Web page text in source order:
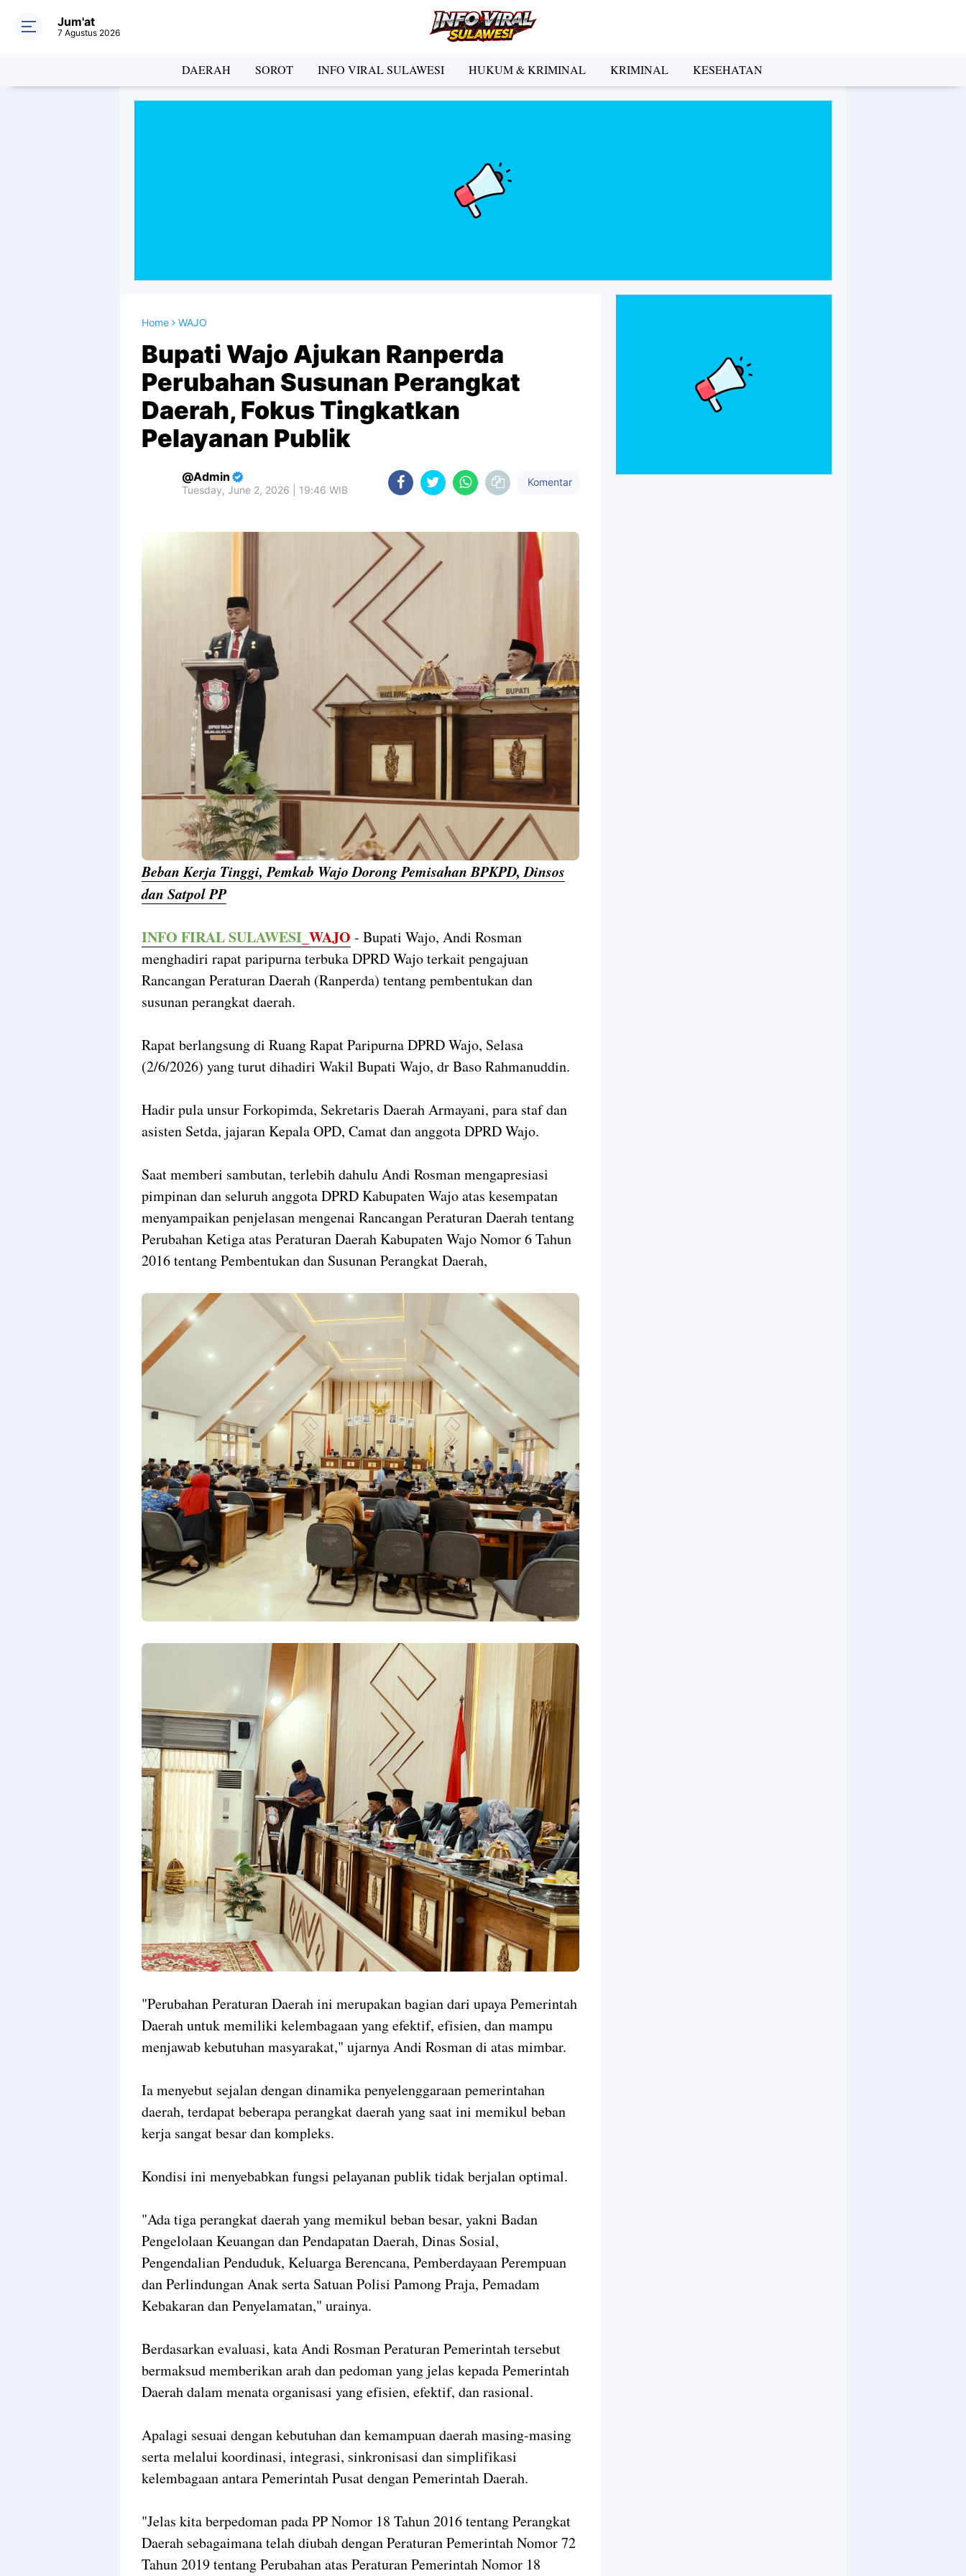
Jum'at
7 Agustus 2026
DAERAH SOROT INFO VIRAL SULAWESI HUKUM & KRIMINAL KRIMINAL KESEHATAN
Home WAJO
Bupati Wajo Ajukan Ranperda
Perubahan Susunan Perangkat
Daerah, Fokus Tingkatkan
Pelayanan Publik
Admin
Tuesday, June 2, 2026 | 19:46 WIB
Komentar
Beban Kerja Tinggi, Pemkab Wajo Dorong Pemisahan BPKPD, Dinsos
dan Satpol PP
INFO FIRAL SULAWESI _WAJO - Bupati Wajo, Andi Rosman
menghadiri rapat paripurna terbuka DPRD Wajo terkait pengajuan
Rancangan Peraturan Daerah (Ranperda) tentang pembentukan dan
susunan perangkat daerah.
Rapat berlangsung di Ruang Rapat Paripurna DPRD Wajo, Selasa
(2/6/2026) yang turut dihadiri Wakil Bupati Wajo, dr Baso Rahmanuddin.
Hadir pula unsur Forkopimda, Sekretaris Daerah Armayani, para staf dan
asisten Setda, jajaran Kepala OPD, Camat dan anggota DPRD Wajo.
Saat memberi sambutan, terlebih dahulu Andi Rosman mengapresiasi
pimpinan dan seluruh anggota DPRD Kabupaten Wajo atas kesempatan
menyampaikan penjelasan mengenai Rancangan Peraturan Daerah tentang
Perubahan Ketiga atas Peraturan Daerah Kabupaten Wajo Nomor 6 Tahun
2016 tentang Pembentukan dan Susunan Perangkat Daerah,
"Perubahan Peraturan Daerah ini merupakan bagian dari upaya Pemerintah
Daerah untuk memiliki kelembagaan yang efektif, efisien, dan mampu
menjawab kebutuhan masyarakat," ujarnya Andi Rosman di atas mimbar.
Ia menyebut sejalan dengan dinamika penyelenggaraan pemerintahan
daerah, terdapat beberapa perangkat daerah yang saat ini memikul beban
kerja sangat besar dan kompleks.
Kondisi ini menyebabkan fungsi pelayanan publik tidak berjalan optimal.
"Ada tiga perangkat daerah yang memikul beban besar, yakni Badan
Pengelolaan Keuangan dan Pendapatan Daerah, Dinas Sosial,
Pengendalian Penduduk, Keluarga Berencana, Pemberdayaan Perempuan
dan Perlindungan Anak serta Satuan Polisi Pamong Praja, Pemadam
Kebakaran dan Penyelamatan," urainya.
Berdasarkan evaluasi, kata Andi Rosman Peraturan Pemerintah tersebut
bermaksud memberikan arah dan pedoman yang jelas kepada Pemerintah
Daerah dalam menata organisasi yang efisien, efektif, dan rasional.
Apalagi sesuai dengan kebutuhan dan kemampuan daerah masing-masing
serta melalui koordinasi, integrasi, sinkronisasi dan simplifikasi
kelembagaan antara Pemerintah Pusat dengan Pemerintah Daerah.
"Jelas kita berpedoman pada PP Nomor 18 Tahun 2016 tentang Perangkat
Daerah sebagaimana telah diubah dengan Peraturan Pemerintah Nomor 72
Tahun 2019 tentang Perubahan atas Peraturan Pemerintah Nomor 18